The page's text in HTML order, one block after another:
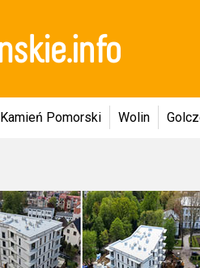
Kamień Pomorski Wolin